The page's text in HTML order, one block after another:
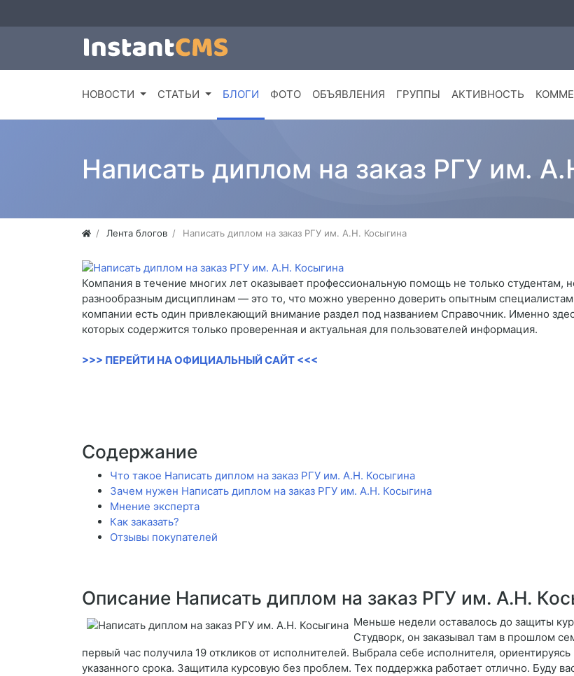
НОВОСТИ СТАТЬИ БЛОГИ ФОТО ОБЪЯВЛЕНИЯ ГРУППЫ АКТИВНОСТЬ
Написать диплом на заказ РГУ им.
Лента блогов Написать диплом на заказ РГУ им. А.Н. Косыгина
Компания в течение многих лет оказывает профессиональную помощь не только студентам,
разнообразным дисциплинам — это то, что можно уверенно доверить опытным
компании есть один привлекающий внимание раздел под названием Справочник. Именно
которых содержится только проверенная и актуальная для пользователей информация.
>>> ПЕРЕЙТИ НА ОФИЦИАЛЬНЫЙ САЙТ <<<
Содержание
Что такое Написать диплом на заказ РГУ им. А.Н. Косыгина
Зачем нужен Написать диплом на заказ РГУ им. А.Н. Косыгина
Мнение эксперта
Как заказать?
Отзывы покупателей
Описание Написать диплом на заказ РГУ им. А.Н.
Меньше недели оставалось до защиты
Студворк, он заказывал там в прошлом
первый час получила 19 откликов от исполнителей. Выбрала себе исполнителя,
указанного срока. Защитила курсовую без проблем. Тех поддержка работает отлично. Буду